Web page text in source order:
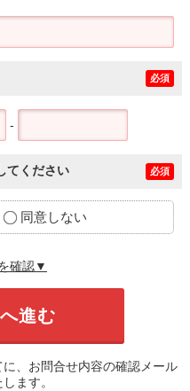
必須
-
てください 必須
同意しない
確認▼
、お問合せ内容の確認メール
ます。